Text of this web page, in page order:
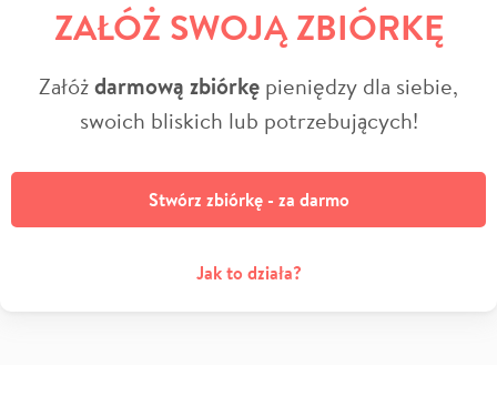
ZAŁÓŻ SWOJĄ ZBIÓRKĘ
Załóżdarmową zbiórkę pieniędzy dla siebie,
swoich bliskich lub potrzebujących!
Stwórz zbiórkę - za darmo
Jak to działa?